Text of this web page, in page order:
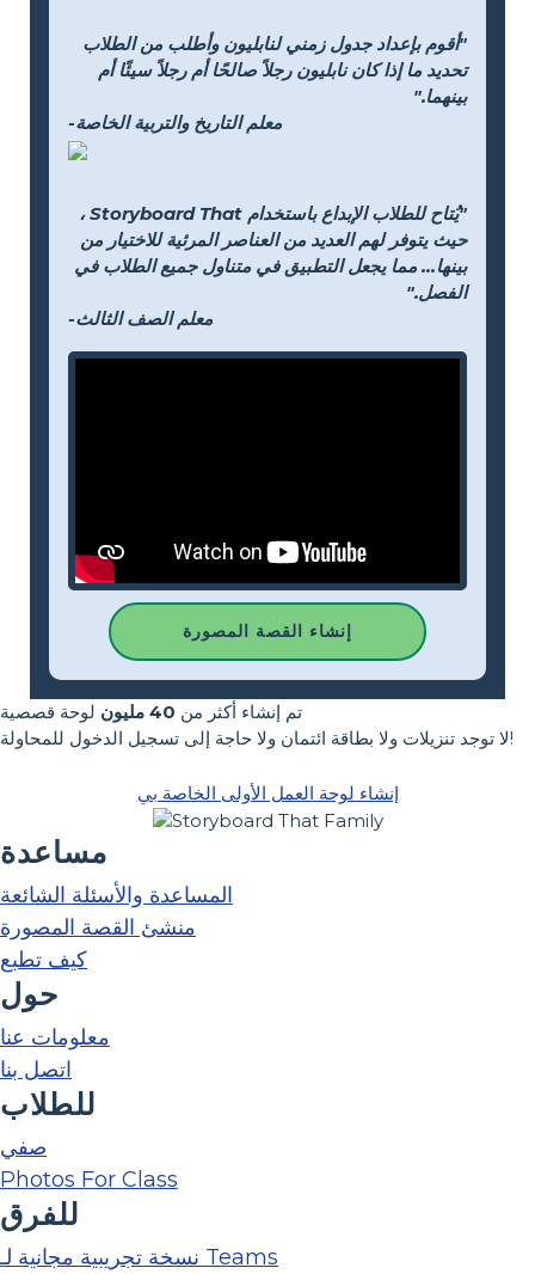
"أقوم بإعداد جدول زمني لنابليون وأطلب من الطلاب
تحديد ما إذا كان نابليون رجلاً صالحًا أم رجلاً سيئًا أم
بينهما."
-معلم التاريخ والتربية الخاصة
"يُتاح للطلاب الإبداع باستخدام Storyboard That ،
حيث يتوفر لهم العديد من العناصر المرئية للاختيار من
بينها... مما يجعل التطبيق في متناول جميع الطلاب في
الفصل."
-معلم الصف الثالث
إنشاء القصة المصورة
تم إنشاء أكثر من 40 مليون
لوحة قصصية
لا توجد تنزيلات ولا بطاقة ائتمان ولا حاجة إلى تسجيل الدخول للمحاولة!
إنشاء لوحة العمل الأولى الخاصة بي
مساعدة
المساعدة والأسئلة الشائعة
منشئ القصة المصورة
كيف تطبع
حول
معلومات عنا
اتصل بنا
للطلاب
صفي
Photos For Class
للفرق
نسخة تجريبية مجانية لـ Teams